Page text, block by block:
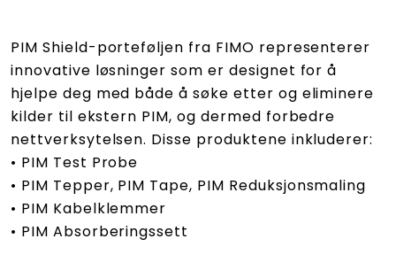
Dette er en sjelden mulighet til å lære
direkte fra en av bransjens mest
erfarne fagfolk.
PIM Shield-porteføljen fra FIMO representerer
innovative løsninger som er designet for å
hjelpe deg med både å søke etter og eliminere
kilder til ekstern PIM, og dermed forbedre
nettverksytelsen. Disse produktene inkluderer:
• PIM Test Probe
• PIM Tepper, PIM Tape, PIM Reduksjonsmaling
• PIM Kabelklemmer
• PIM Absorberingssett